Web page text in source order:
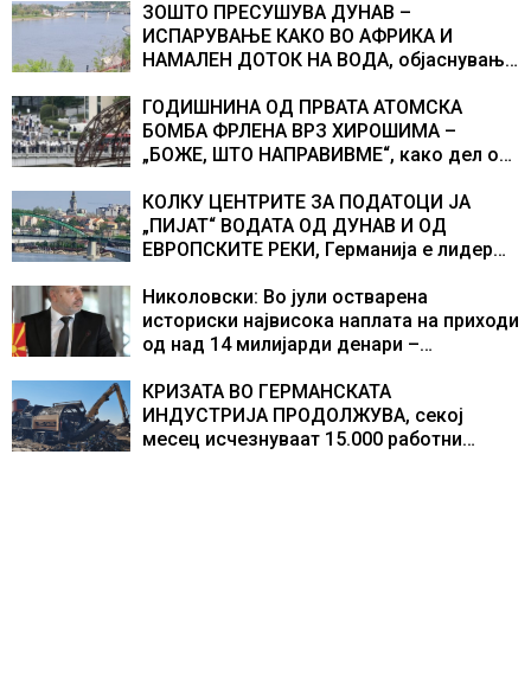
ЗОШТО ПРЕСУШУВА ДУНАВ –
ИСПАРУВАЊЕ КАКО ВО АФРИКА И
НАМАЛЕН ДОТОК НА ВОДА, објаснување
ГОДИШНИНА ОД ПРВАТА АТОМСКА
БОМБА ФРЛЕНА ВРЗ ХИРОШИМА –
„БОЖЕ, ШТО НАПРАВИВМЕ“, како дел од
учесниците во бомбардирањето го
доживуваа овој настан што го промени
текот на историјата
КОЛКУ ЦЕНТРИТЕ ЗА ПОДАТОЦИ ЈА
„ПИЈАТ“ ВОДАТА ОД ДУНАВ И ОД
ЕВРОПСКИТЕ РЕКИ, Германија е лидер
центри за податоци
Николовски: Во јули остварена
историски највисока наплата на приходи
од над 14 милијарди денари –
резултати
КРИЗАТА ВО ГЕРМАНСКАТА
ИНДУСТРИЈА ПРОДОЛЖУВА, секој
месец исчезнуваат 15.000 работни